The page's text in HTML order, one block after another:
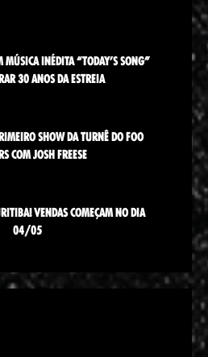
MÚSICA INÉDITA “TODAY’S SONG”
30 ANOS DA ESTREIA
SHOW DA TURNÊ DO FOO
COM JOSH FREESE
VENDAS COMEÇAM NO DIA
04/05